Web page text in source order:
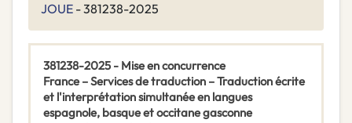
JOUE - 381238-2025
381238-2025 - Mise en concurrence
France – Services de traduction – Traduction écrite
et l'interprétation simultanée en langues
espagnole, basque et occitane gasconne